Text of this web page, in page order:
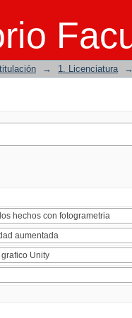
→ 1. Licenciatura